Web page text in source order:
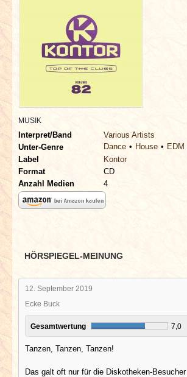
VERLOSUNGEN
INTERVIEWS
SPECIALS
LINKS
ARCHIV
MUSIK
Interpret/Band
Various Artists
Unter-Genre
Dance House EDM
Label
Kontor
Format
CD
Anzahl Medien
4
HÖRSPIEGEL-MEINUNG
12. September 2019
Ecke Buck
Gesamtwertung 7,0
Tanzen, Tanzen, Tanzen!
Das galt oft nur für die Diskotheken-